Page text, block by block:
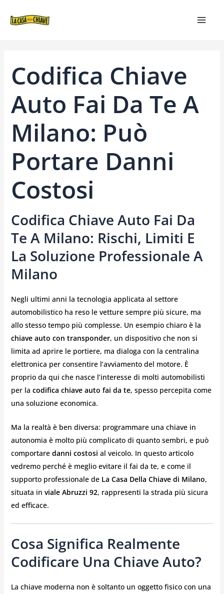
Codifica Chiave
Auto Fai Da Te A
Milano: Può
Portare Danni
Costosi
Codifica Chiave Auto Fai Da
Te A Milano: Rischi, Limiti E
La Soluzione Professionale A
Milano
Negli ultimi anni la tecnologia applicata al settore
automobilistico ha reso le vetture sempre più sicure, ma
allo stesso tempo più complesse. Un esempio chiaro è la
chiave auto con transponder, un dispositivo che non si
limita ad aprire le portiere, ma dialoga con la centralina
elettronica per consentire l’avviamento del motore. È
proprio da qui che nasce l’interesse di molti automobilisti
per la codifica chiave auto fai da te, spesso percepita come
una soluzione economica.
Ma la realtà è ben diversa: programmare una chiave in
autonomia è molto più complicato di quanto sembri, e può
comportare danni costosi al veicolo. In questo articolo
vedremo perché è meglio evitare il fai da te, e come il
supporto professionale de La Casa Della Chiave di Milano,
situata in viale Abruzzi 92, rappresenti la strada più sicura
ed efficace.
Cosa Significa Realmente
Codificare Una Chiave Auto?
La chiave moderna non è soltanto un oggetto fisico con una
ARTICOLI